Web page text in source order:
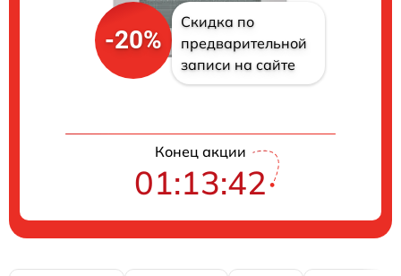
-20%
Скидка по
предварительной
записи на сайте
Конец акции
01:13:41